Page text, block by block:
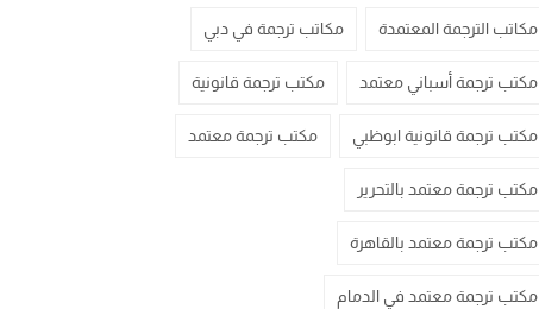
مكاتب الترجمة المعتمدة مكاتب ترجمة في دبي
مكتب ترجمة أسباني معتمد مكتب ترجمة قانونية
مكتب ترجمة قانونية ابوظبي مكتب ترجمة معتمد
مكتب ترجمة معتمد بالتحرير
مكتب ترجمة معتمد بالقاهرة
مكتب ترجمة معتمد في الدمام